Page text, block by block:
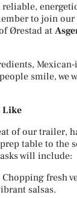
to join
Ørestad at
smile, we
Like
of our trailer,
table to the
will include:
Chopping fresh
salsas.